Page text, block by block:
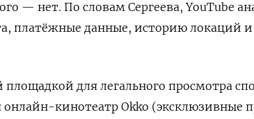
— нет. По словам Сергеева, YouTube
платёжные данные, историю локаций
для легального просмотра
онлайн-кинотеатр Okko (эксклюзивные